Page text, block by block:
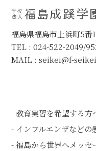
福島県福島市上浜町5番
TEL : 024-522-2049/
MAIL :seikei@f-
教育実習を希望する方
インフルエンザなどの
福島から世界へメッセ